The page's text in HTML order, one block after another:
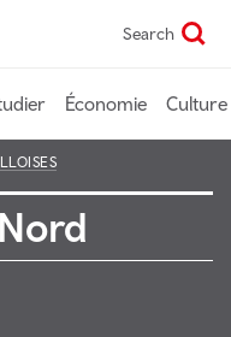
Search
Économie